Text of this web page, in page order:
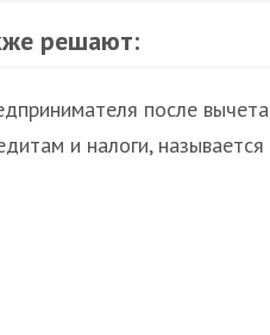
решают:
после
и налоги, называется